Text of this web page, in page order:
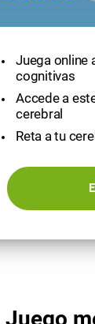
Juega online
cognitivas
Accede a
cerebral
Reta a tu